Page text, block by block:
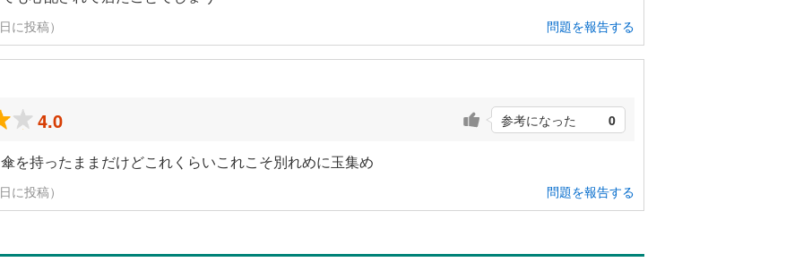
に投稿） 問題を報告する
4.0 参考になった 0
を持ったままだけどこれくらいこれこそ別れめに玉集め
に投稿） 問題を報告する